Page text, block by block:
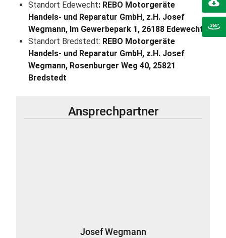
Standort Edewecht: REBO Motorgeräte
Handels- und Reparatur GmbH, z.H. Josef
Wegmann, Im Gewerbepark 1, 26188 Edewecht
Standort Bredstedt: REBO Motorgeräte
Handels- und Reparatur GmbH, z.H. Josef
Wegmann, Rosenburger Weg 40, 25821
Bredstedt
Ansprechpartner
Josef Wegmann